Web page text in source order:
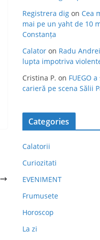
Registrera dig on Cea
mai pe un yaht de 10
Constanța
Calator on Radu
lupta impotriva
Cristina P. on FUEGO
carieră pe scena Sălii
Categories
Calatorii
Curiozitati
EVENIMENT
Frumusete
Horoscop
La zi